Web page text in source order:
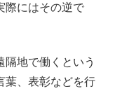
際にはその逆で
隔地で働くという
葉、表彰などを行